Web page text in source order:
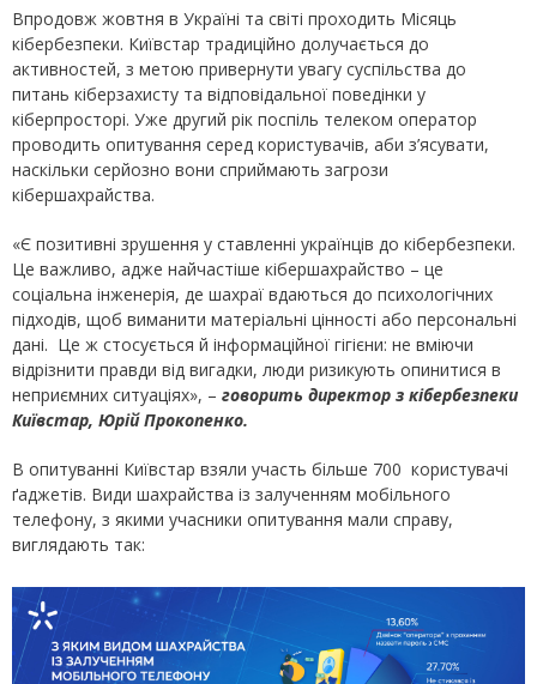
Впродовж жовтня в Україні та світі проходить Місяць
кібербезпеки. Київстар традиційно долучається до
активностей, з метою привернути увагу суспільства до
питань кіберзахисту та відповідальної поведінки у
кіберпросторі. Уже другий рік поспіль телеком оператор
проводить опитування серед користувачів, аби з’ясувати,
наскільки серйозно вони сприймають загрози
кібершахрайства.
«Є позитивні зрушення у ставленні українців до кібербезпеки.
Це важливо, адже найчастіше кібершахрайство – це
соціальна інженерія, де шахраї вдаються до психологічних
підходів, щоб виманити матеріальні цінності або персональні
дані. Це ж стосується й інформаційної гігієни: не вміючи
відрізнити правди від вигадки, люди ризикують опинитися в
неприємних ситуаціях», – говорить директор з кібербезпеки
Київстар, Юрій Прокопенко.
В опитуванні Київстар взяли участь більше 700 користувачі
ґаджетів. Види шахрайства із залученням мобільного
телефону, з якими учасники опитування мали справу,
виглядають так: